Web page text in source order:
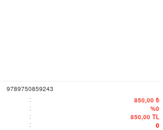
9789750859243
: 850,00 ₺
: %0
: 850,00 TL
: 0